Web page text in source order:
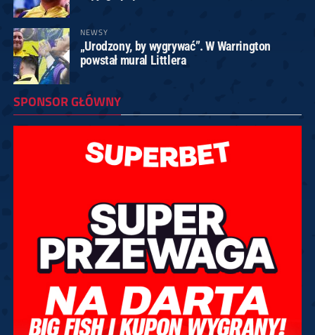
NEWSY
„Urodzony, by wygrywać”. W Warrington
powstał mural Littlera
SPONSOR GŁÓWNY